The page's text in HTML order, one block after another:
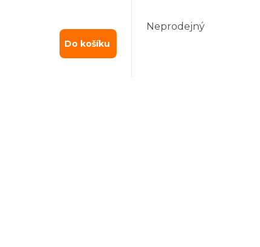
Do košíku
Neprodejný